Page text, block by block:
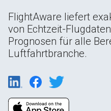
FlightAware liefert
von Echtzeit-
Prognosen für alle
Luftfahrtbranche.